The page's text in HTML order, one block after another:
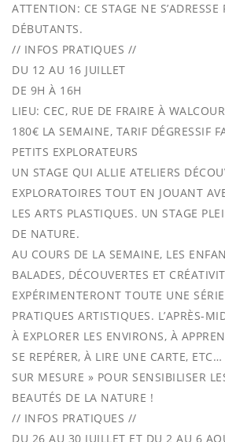
ATTENTION: CE STAGE NE S’ADRESSE
DÉBUTANTS.
// INFOS PRATIQUES //
DU 12 AU 16 JUILLET
DE 9H À 16H
LIEU: CEC, RUE DE FRAIRE À
180€ LA SEMAINE, TARIF DÉGRESSIF
PETITS EXPLORATEURS
UN STAGE QUI ALLIE ATELIERS
EXPLORATOIRES TOUT EN JOUANT
LES ARTS PLASTIQUES. UN STAGE
DE NATURE.
AU COURS DE LA SEMAINE, LES
BALADES, DÉCOUVERTES ET
EXPÉRIMENTERONT TOUTE UNE
PRATIQUES ARTISTIQUES. L’APRÈS-
À EXPLORER LES ENVIRONS, À
SE REPÉRER, À LIRE UNE CARTE,
SUR MESURE » POUR SENSIBILISER
BEAUTÉS DE LA NATURE !
// INFOS PRATIQUES //
DU 26 AU 30 JUILLET ET DU 2 AU 6